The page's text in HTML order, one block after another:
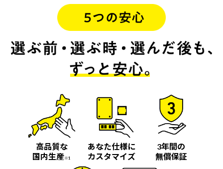
高品質な
国内生産※1
あなた仕様に
カスタマイズ
3年間の
無償保証